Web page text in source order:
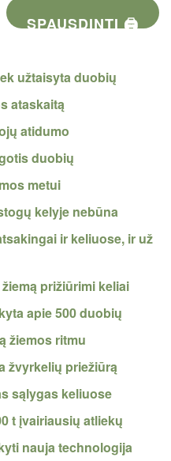
SPAUSDINTI 🖨
užtaisyta duobių
ataskaitą
atidumo
duobių
metui
kelyje nebūna
ir keliuose, ir už
prižiūrimi keliai
apie 500 duobių
žiemos ritmu
žvyrkelių priežiūrą
sąlygas keliuose
t įvairiausių atliekų
nauja technologija